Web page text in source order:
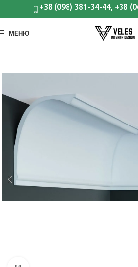
+38 (098) 381-34-44, +38
МЕНЮ